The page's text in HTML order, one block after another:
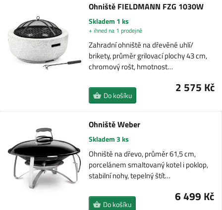
Ohniště FIELDMANN FZG 1030W
Skladem 1 ks
+ ihned na 1 prodejně
Zahradní ohniště na dřevěné uhlí/
brikety, průměr grilovací plochy 43 cm,
chromový rošt, hmotnost…
2 575 Kč
Do košíku
Ohniště Weber
Skladem 3 ks
Ohniště na dřevo, průměr 61,5 cm,
porcelánem smaltovaný kotel i poklop,
stabilní nohy, tepelný štít…
6 499 Kč
Do košíku